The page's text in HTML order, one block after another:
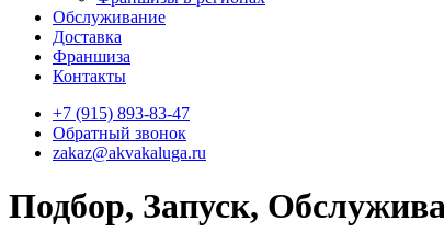
Обслуживание
Доставка
Франшиза
Контакты
+7 (915) 893-83-47
Обратный звонок
zakaz@akvakaluga.ru
Подбор, Запуск,